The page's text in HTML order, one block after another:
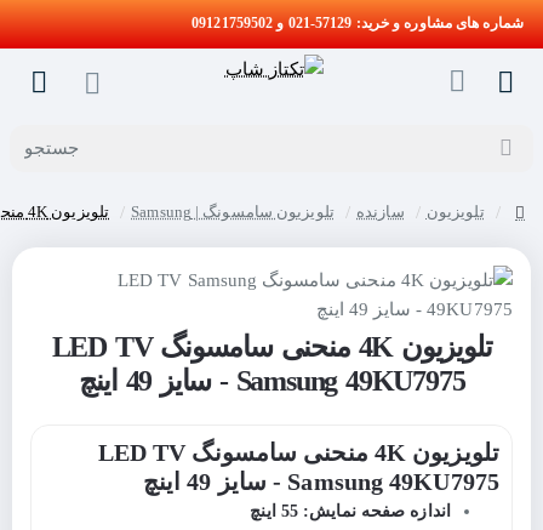
شماره های مشاوره و خرید: 57129-021 و 09121759502
جستجو
تلویزیون سازنده تلویزیون سامسونگ | Samsung تلویزیون 4K منحنی سامسونگ LED TV Samsung 49KU7975 - سایز 49 اینچ
تلویزیون 4K منحنی سامسونگ LED TV
Samsung 49KU7975 - سایز 49 اینچ
تلویزیون 4K منحنی سامسونگ LED TV
Samsung 49KU7975 - سایز 49 اینچ
اندازه صفحه نمایش: 55 اینچ